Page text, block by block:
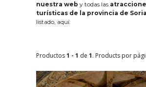
nuestra web y todas las
turísticas de la provincia de Soria
listado, aquí:
Productos1 - 1 de 1. Products por